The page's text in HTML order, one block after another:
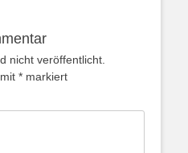
nicht veröffentlicht.
* markiert